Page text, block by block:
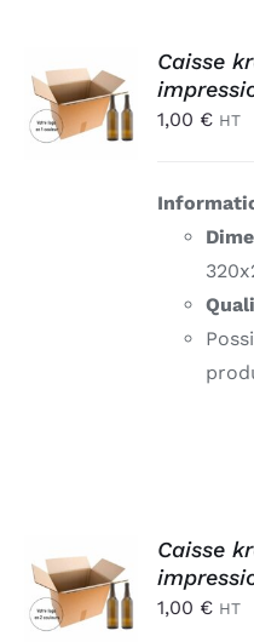
AU
PANIER
/
Caisse
1,00 € HT
AU
PANIER
/
Caisse
1,00 € HT